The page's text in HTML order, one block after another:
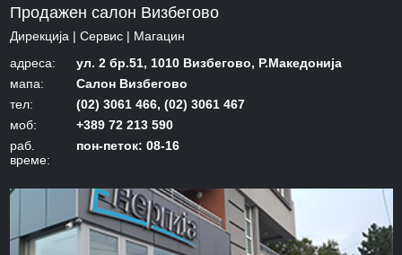
Продажен салон Визбегово
Дирекција | Сервис | Mагацин
адреса:
ул. 2 бр.51, 1010 Визбегово, Р.Македонија
мапа:
Салон Визбегово
тел:
(02) 3061 466, (02) 3061 467
моб:
+389 72 213 590
раб.
време:
пон-петок: 08-16